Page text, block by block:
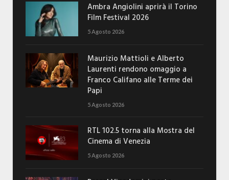
Ambra Angiolini aprirà il Torino
Film Festival 2026
5 Agosto 2026
Maurizio Mattioli e Alberto
Laurenti rendono omaggio a
Franco Califano alle Terme dei
Papi
5 Agosto 2026
RTL 102.5 torna alla Mostra del
Cinema di Venezia
5 Agosto 2026